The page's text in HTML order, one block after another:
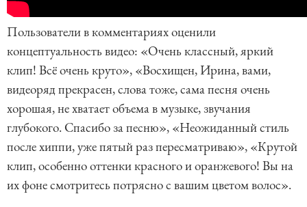
Пользователи в комментариях оценили
концептуальность видео: «Очень классный, яркий
клип! Всё очень круто», «Восхищен, Ирина, вами,
видеоряд прекрасен, слова тоже, сама песня очень
хорошая, не хватает объема в музыке, звучания
глубокого. Спасибо за песню», «Неожиданный стиль
после хиппи, уже пятый раз пересматриваю», «Крутой
клип, особенно оттенки красного и оранжевого! Вы на
их фоне смотритесь потрясно с вашим цветом волос».